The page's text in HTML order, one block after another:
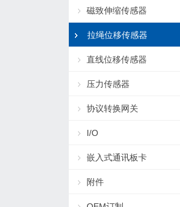
磁致伸缩传感器
拉绳位移传感器
直线位移传感器
压力传感器
协议转换网关
I/O
嵌入式通讯板卡
附件